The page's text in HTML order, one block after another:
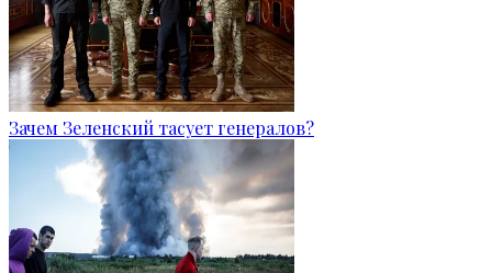
Зачем Зеленский тасует генералов?